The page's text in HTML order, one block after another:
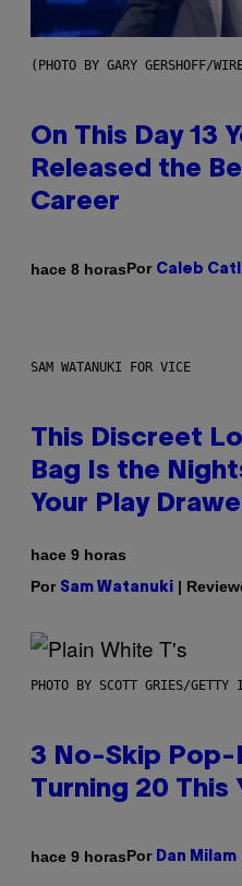
(PHOTO BY GARY GERSHOFF/
On This Day 13
Released the
Career
hace 8 horasPor Caleb
SAM WATANUKI FOR VICE
This Discreet
Bag Is the
Your Play
hace 9 horas
Por Sam Watanuki |
PHOTO BY SCOTT GRIES/GETTY
3 No-Skip Pop-
Turning 20 This
hace 9 horasPor Dan Milam